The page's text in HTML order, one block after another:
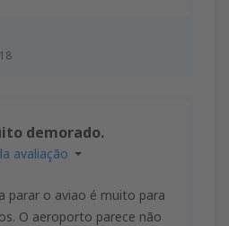
demorado.
avaliação
parar o aviao é muito para
O aeroporto parece não